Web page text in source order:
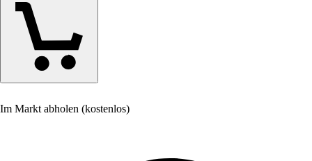
Im Markt abholen (kostenlos)